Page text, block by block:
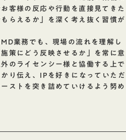
客様の反応や行動を直接見てきた
らえるか」を深く考え抜く習慣が
業務でも、現場の流れを理解し
策にどう反映させるか」を常に意
のライセンシー様と協働する上で
り伝え、IPを好きになっていただ
ストを突き詰めていけるよう努め